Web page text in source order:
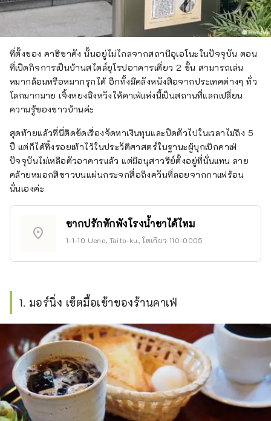
ที่ตั้งของ คาฮิซาคัง นั้นอยู่ไม่ไกลจากสถานีอุเอโนะในปัจจุบัน ตอน
ที่เปิดกิจการเป็นบ้านสไตล์ยุโรปอาคารเดี่ยว 2 ชั้น สามารถเล่น
หมากล้อมหรือหมากรุกได้ อีกทั้งมีคลังหนังสือจากประเทศต่างๆ ทั่ว
โลกมากมาย เจิ้งหยงฉิงหวังให้คาเฟ่แห่งนี้เป็นสถานที่แลกเปลี่ยน
ความรู้ของชาวบ้านค่ะ
สุดท้ายแล้วที่นี่ติดขัดเรื่องจัดหาเงินทุนและปิดตัวไปในเวลาไม่ถึง 5
ปี แต่ก็ได้ทิ้งรอยเท้าไว้ในประวัติศาสตร์ในฐานะผู้บุกเบิกคาเฟ่
ปัจจุบันไม่เหลือตัวอาคารแล้ว แต่มีอนุสาวรีย์ตั้งอยู่ที่นั่นแทน ลาย
คล้ายหมอกสีขาวบนแผ่นกระจกสื่อถึงควันที่ลอยจากกาแฟร้อน
นั่นเองค่ะ
location_on
ซากปรักหักพังโรงน้ำชาได้ไหม
1-1-10 Ueno, Taito-ku, โตเกียว 110-0005
1. มอร์นิ่ง เซ็ตมื้อเช้าของร้านคาเฟ่